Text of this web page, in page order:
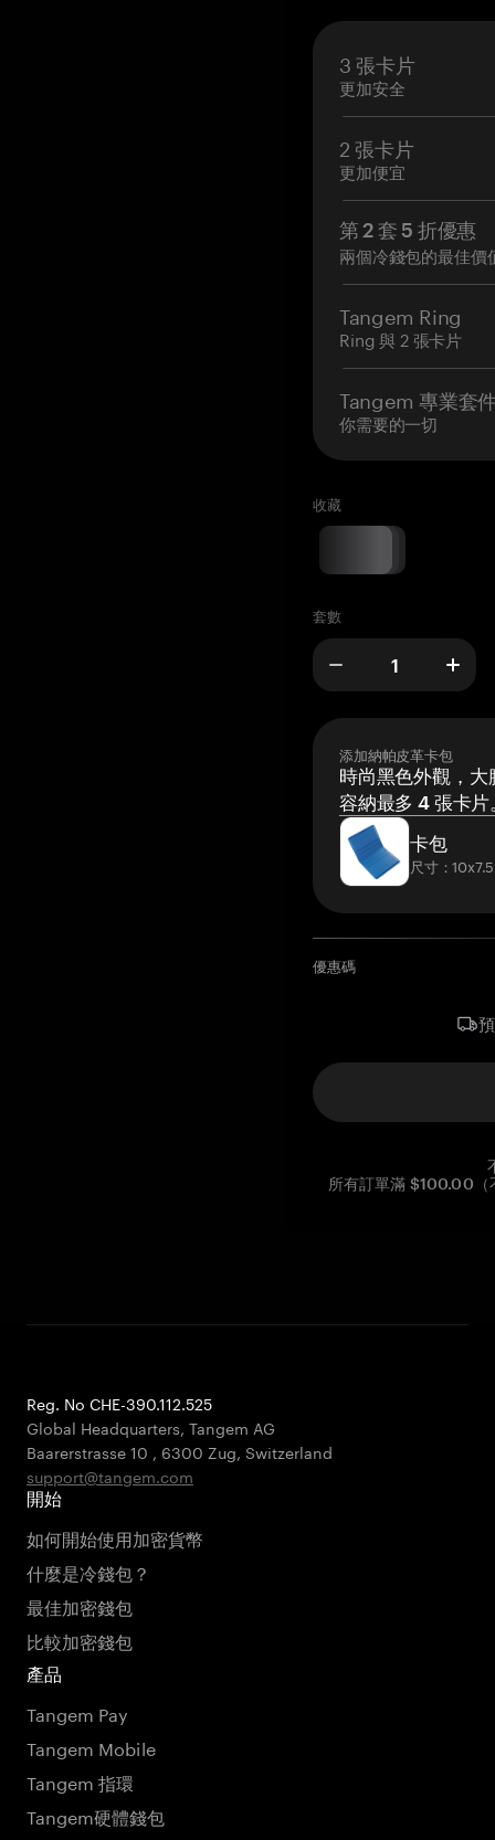
3 張卡片
更加安全
2 張卡片
更加便宜
第 2 套 5 折優惠
兩個冷錢包的最佳價
Tangem Ring
Ring 與 2 張卡片
Tangem 專業套
你需要的一切
收藏
套數
添加納帕皮革卡包
時尚黑色外觀，大
容納最多 4 張卡片
卡包
尺寸：
優惠碼
所有訂單滿 $100.00（
Reg. No CHE-390.112.525
Global Headquarters, Tangem AG
Baarerstrasse 10 , 6300 Zug, Switzerland
support@tangem.com
開始
如何開始使用加密貨幣
什麼是冷錢包？
最佳加密錢包
比較加密錢包
產品
Tangem Pay
Tangem Mobile
Tangem 指環
Tangem硬體錢包